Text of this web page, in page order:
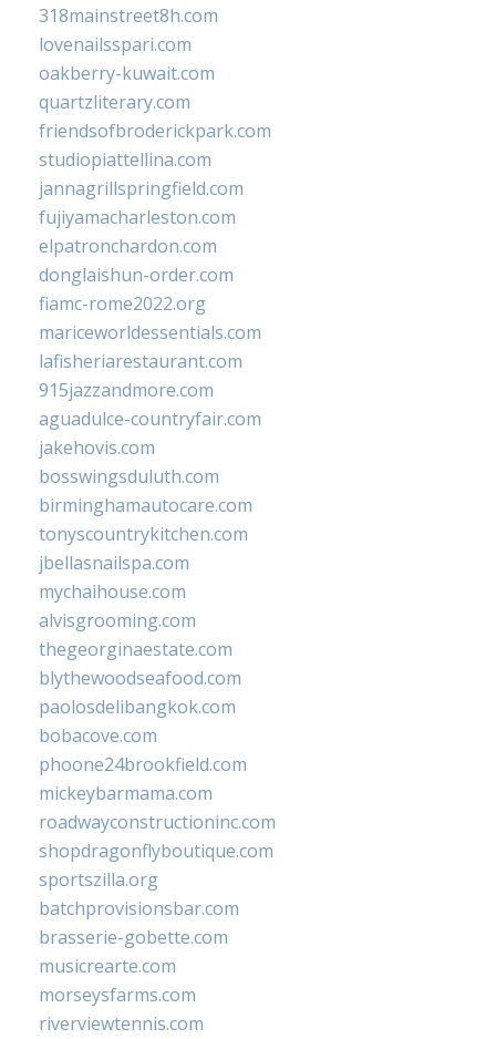
318mainstreet8h.com
lovenailsspari.com
oakberry-kuwait.com
quartzliterary.com
friendsofbroderickpark.com
studiopiattellina.com
jannagrillspringfield.com
fujiyamacharleston.com
elpatronchardon.com
donglaishun-order.com
fiamc-rome2022.org
mariceworldessentials.com
lafisheriarestaurant.com
915jazzandmore.com
aguadulce-countryfair.com
jakehovis.com
bosswingsduluth.com
birminghamautocare.com
tonyscountrykitchen.com
jbellasnailspa.com
mychaihouse.com
alvisgrooming.com
thegeorginaestate.com
blythewoodseafood.com
paolosdelibangkok.com
bobacove.com
phoone24brookfield.com
mickeybarmama.com
roadwayconstructioninc.com
shopdragonflyboutique.com
sportszilla.org
batchprovisionsbar.com
brasserie-gobette.com
musicrearte.com
morseysfarms.com
riverviewtennis.com